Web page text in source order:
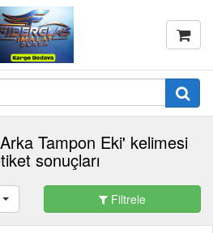
Tampon Eki' kelimesi
sonuçları
Filtrele